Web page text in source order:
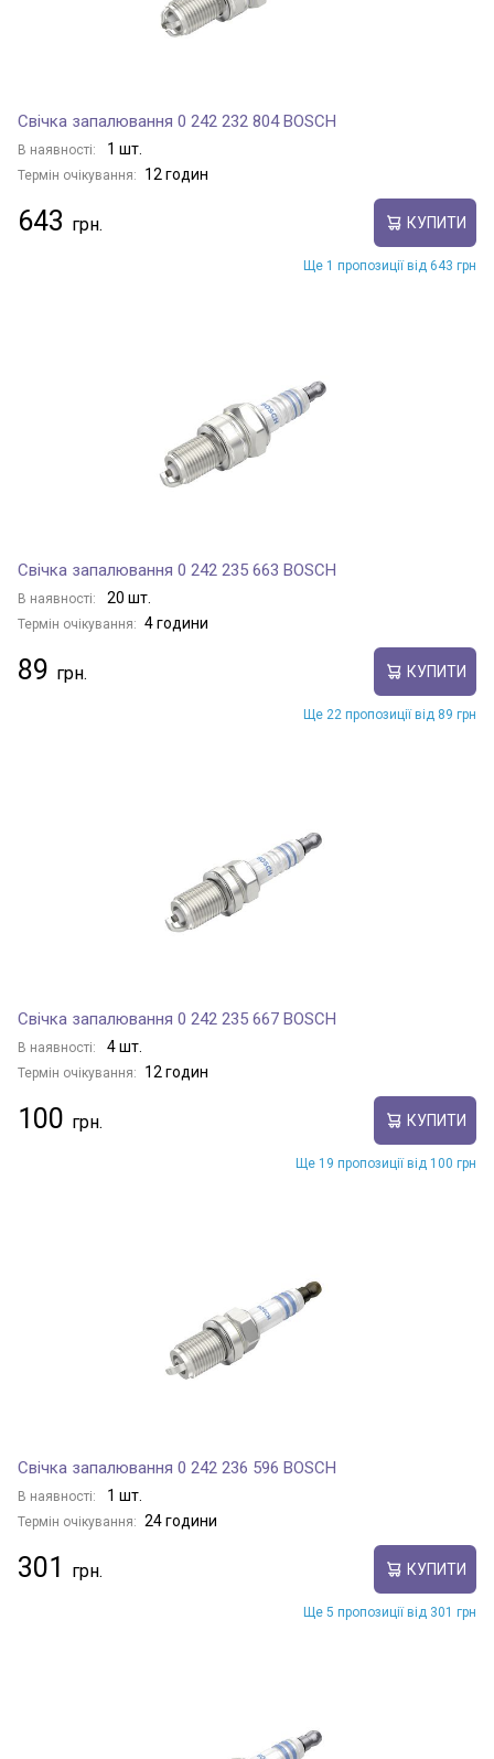
Свічка запалювання 0 242 232 804 BOSCH
В наявності: 1 шт.
Термін очікування: 12 годин
643 КУПИТИ
Ще 1 пропозиції від 643 грн
Свічка запалювання 0 242 235 663 BOSCH
В наявності: 20 шт.
Термін очікування: 4 години
89 КУПИТИ
Ще 22 пропозиції від 89 грн
Свічка запалювання 0 242 235 667 BOSCH
В наявності: 4 шт.
Термін очікування: 12 годин
100 КУПИТИ
Ще 19 пропозиції від 100 грн
Свічка запалювання 0 242 236 596 BOSCH
В наявності: 1 шт.
Термін очікування: 24 години
301 КУПИТИ
Ще 5 пропозиції від 301 грн